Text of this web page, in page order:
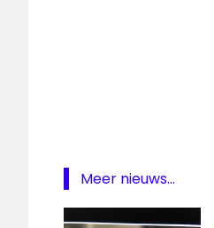
Meer nieuws...